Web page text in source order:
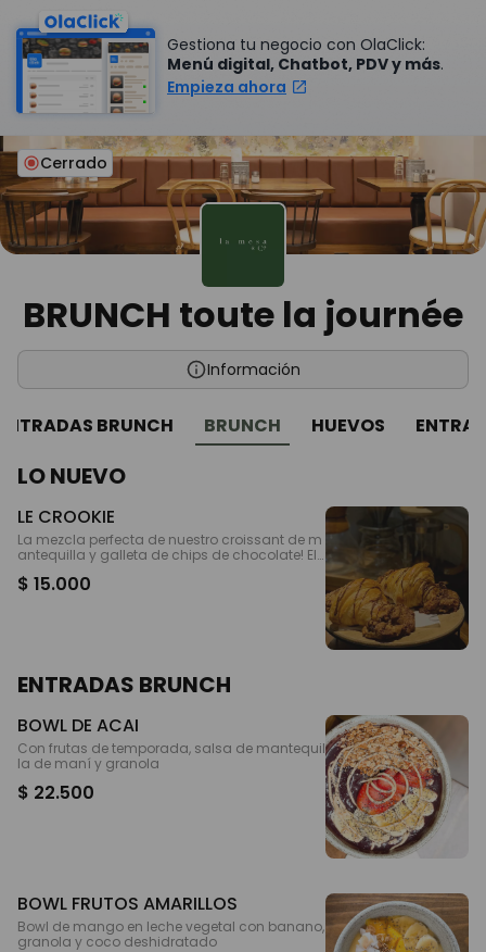
Gestiona tu negocio con OlaClick:
Menú digital, Chatbot, PDV y más.
Empieza ahora
Cerrado
BRUNCH toute la journée
Información
BRUNCH BRUNCH HUEVOS
LO NUEVO
LE CROOKIE
La mezcla perfecta de nuestro croissant de m
antequilla y galleta de chips de chocolate! El
e recomendamos pedirlo con una adición de
$ 15.000
ENTRADAS BRUNCH
BOWL DE ACAI
Con frutas de temporada, salsa de mantequil
la de maní y granola
$ 22.500
BOWL FRUTOS AMARILLOS
Bowl de mango en leche vegetal con banano,
granola y coco deshidratado